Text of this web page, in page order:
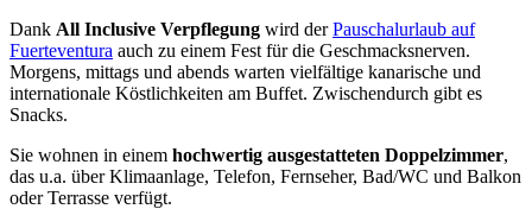
Dank All Inclusive Verpflegung wird derPauschalurlaub auf
Fuerteventura auch zu einem Fest für die Geschmacksnerven.
Morgens, mittags und abends warten vielfältige kanarische und
internationale Köstlichkeiten am Buffet. Zwischendurch gibt es
Snacks.
Sie wohnen in einem hochwertig ausgestatteten Doppelzimmer,
das u.a. über Klimaanlage, Telefon, Fernseher, Bad/WC und Balkon
oder Terrasse verfügt.